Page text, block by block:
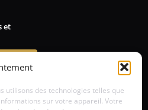
utilisons des technologies telles que
sur votre appareil. Votre
et